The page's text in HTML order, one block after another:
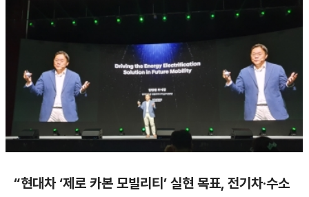
“현대차 ‘제로 카본 모빌리티’ 실현 목표, 전기차·수소